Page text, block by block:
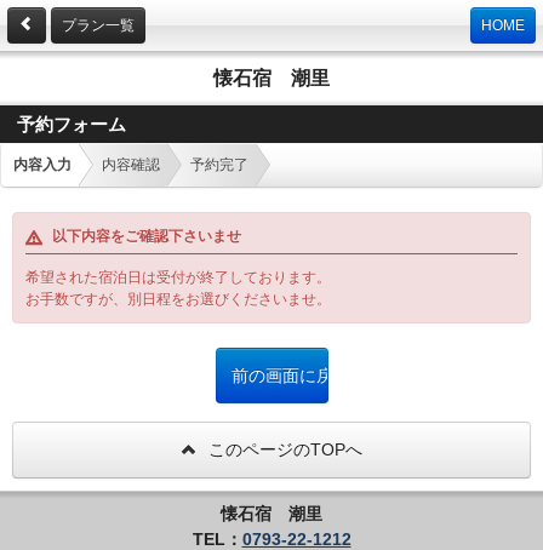
プラン一覧 HOME
懐石宿 潮里
予約フォーム
内容入力 内容確認 予約完了
以下内容をご確認下さいませ
希望された宿泊日は受付が終了しております。
お手数ですが、別日程をお選びくださいませ。
このページのTOPへ
懐石宿 潮里
TEL： 0793-22-1212